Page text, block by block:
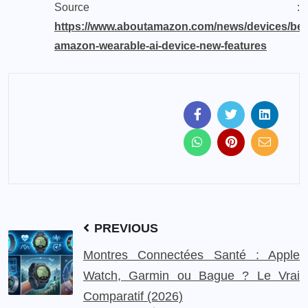
Source :
https://www.aboutamazon.com/news/devices/
amazon-wearable-ai-device-new-features
PREVIOUS
Montres Connectées Santé : Apple
Watch, Garmin ou Bague ? Le Vrai
Comparatif (2026)